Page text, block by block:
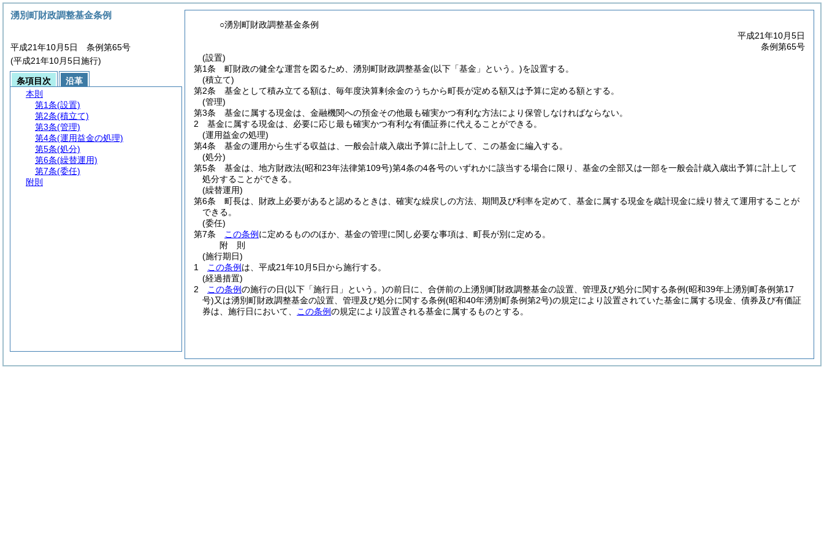
○湧別町財政調整基金条例
平成21年10月5日
条例第65号
(設置)
第1条
町財政の健全な運営を図るため、湧別町財政調整基金(以下「基金」という。)を設置する。
(積立て)
第2条
基金として積み立てる額は、毎年度決算剰余金のうちから町長が定める額又は予算に定める額とする。
(管理)
第3条
基金に属する現金は、金融機関への預金その他最も確実かつ有利な方法により保管しなければならない。
2
基金に属する現金は、必要に応じ最も確実かつ有利な有価証券に代えることができる。
(運用益金の処理)
第4条
基金の運用から生ずる収益は、一般会計歳入歳出予算に計上して、この基金に編入する。
(処分)
第5条
基金は、地方財政法(昭和23年法律第109号)第4条の4各号のいずれかに該当する場合に限り、基金の全部又は一部を一般会計歳入歳出予算に計上して
処分することができる。
(繰替運用)
第6条
町長は、財政上必要があると認めるときは、確実な繰戻しの方法、期間及び利率を定めて、基金に属する現金を歳計現金に繰り替えて運用することが
できる。
(委任)
第7条
この条例 に定めるもののほか、基金の管理に関し必要な事項は、町長が別に定める。
附 則
(施行期日)
1
この条例 は、平成21年10月5日から施行する。
(経過措置)
2
この条例の施行の日(以下「施行日」という。)の前日に、合併前の上湧別町財政調整基金の設置、管理及び処分に関する条例(昭和39年上湧別町条例第17
号)又は湧別町財政調整基金の設置、管理及び処分に関する条例(昭和40年湧別町条例第2号)の規定により設置されていた基金に属する現金、債券及び有価証
券は、施行日において、
この条例の規定により設置される基金に属するものとする。
湧別町財政調整基金条例
平成21年10月5日 条例第65号
(平成21年10月5日施行)
条項目次
沿革
本則
第1条(設置)
第2条(積立て)
第3条(管理)
第4条(運用益金の処理)
第5条(処分)
第6条(繰替運用)
第7条(委任)
附則